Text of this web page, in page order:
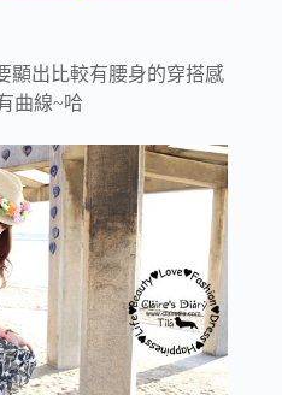
顯出比較有腰身的穿搭感
曲線~哈